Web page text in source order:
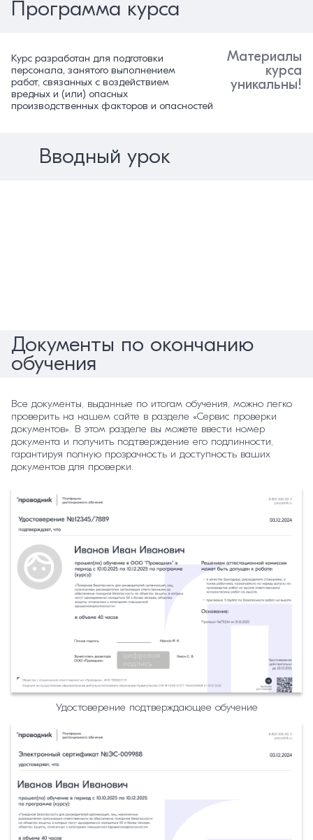
Программа курса
Материалы
курса
уникальны!
Курс разработан для подготовки
персонала, занятого выполнением
работ, связанных с воздействием
вредных и (или) опасных
производственных факторов и опасностей
Вводный урок
Документы по окончанию
обучения
Все документы, выданные по итогам обучения, можно легко
проверить на нашем сайте в разделе «Сервис проверки
документов». В этом разделе вы можете ввести номер
документа и получить подтверждение его подлинности,
гарантируя полную прозрачность и доступность ваших
документов для проверки.
Удостоверение подтверждающее обучение